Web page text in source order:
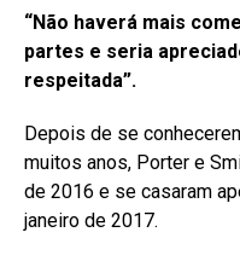
“Não haverá mais
partes e seria
respeitada”.
Depois de se
muitos anos, Porter e
de 2016 e se casaram
janeiro de 2017.